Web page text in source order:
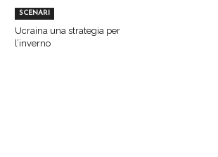
SCENARI
Ucraina una strategia per
l’inverno